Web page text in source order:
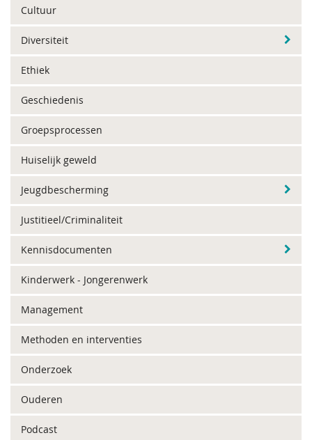
Cultuur
Diversiteit
Ethiek
Geschiedenis
Groepsprocessen
Huiselijk geweld
Jeugdbescherming
Justitieel/Criminaliteit
Kennisdocumenten
Kinderwerk - Jongerenwerk
Management
Methoden en interventies
Onderzoek
Ouderen
Podcast